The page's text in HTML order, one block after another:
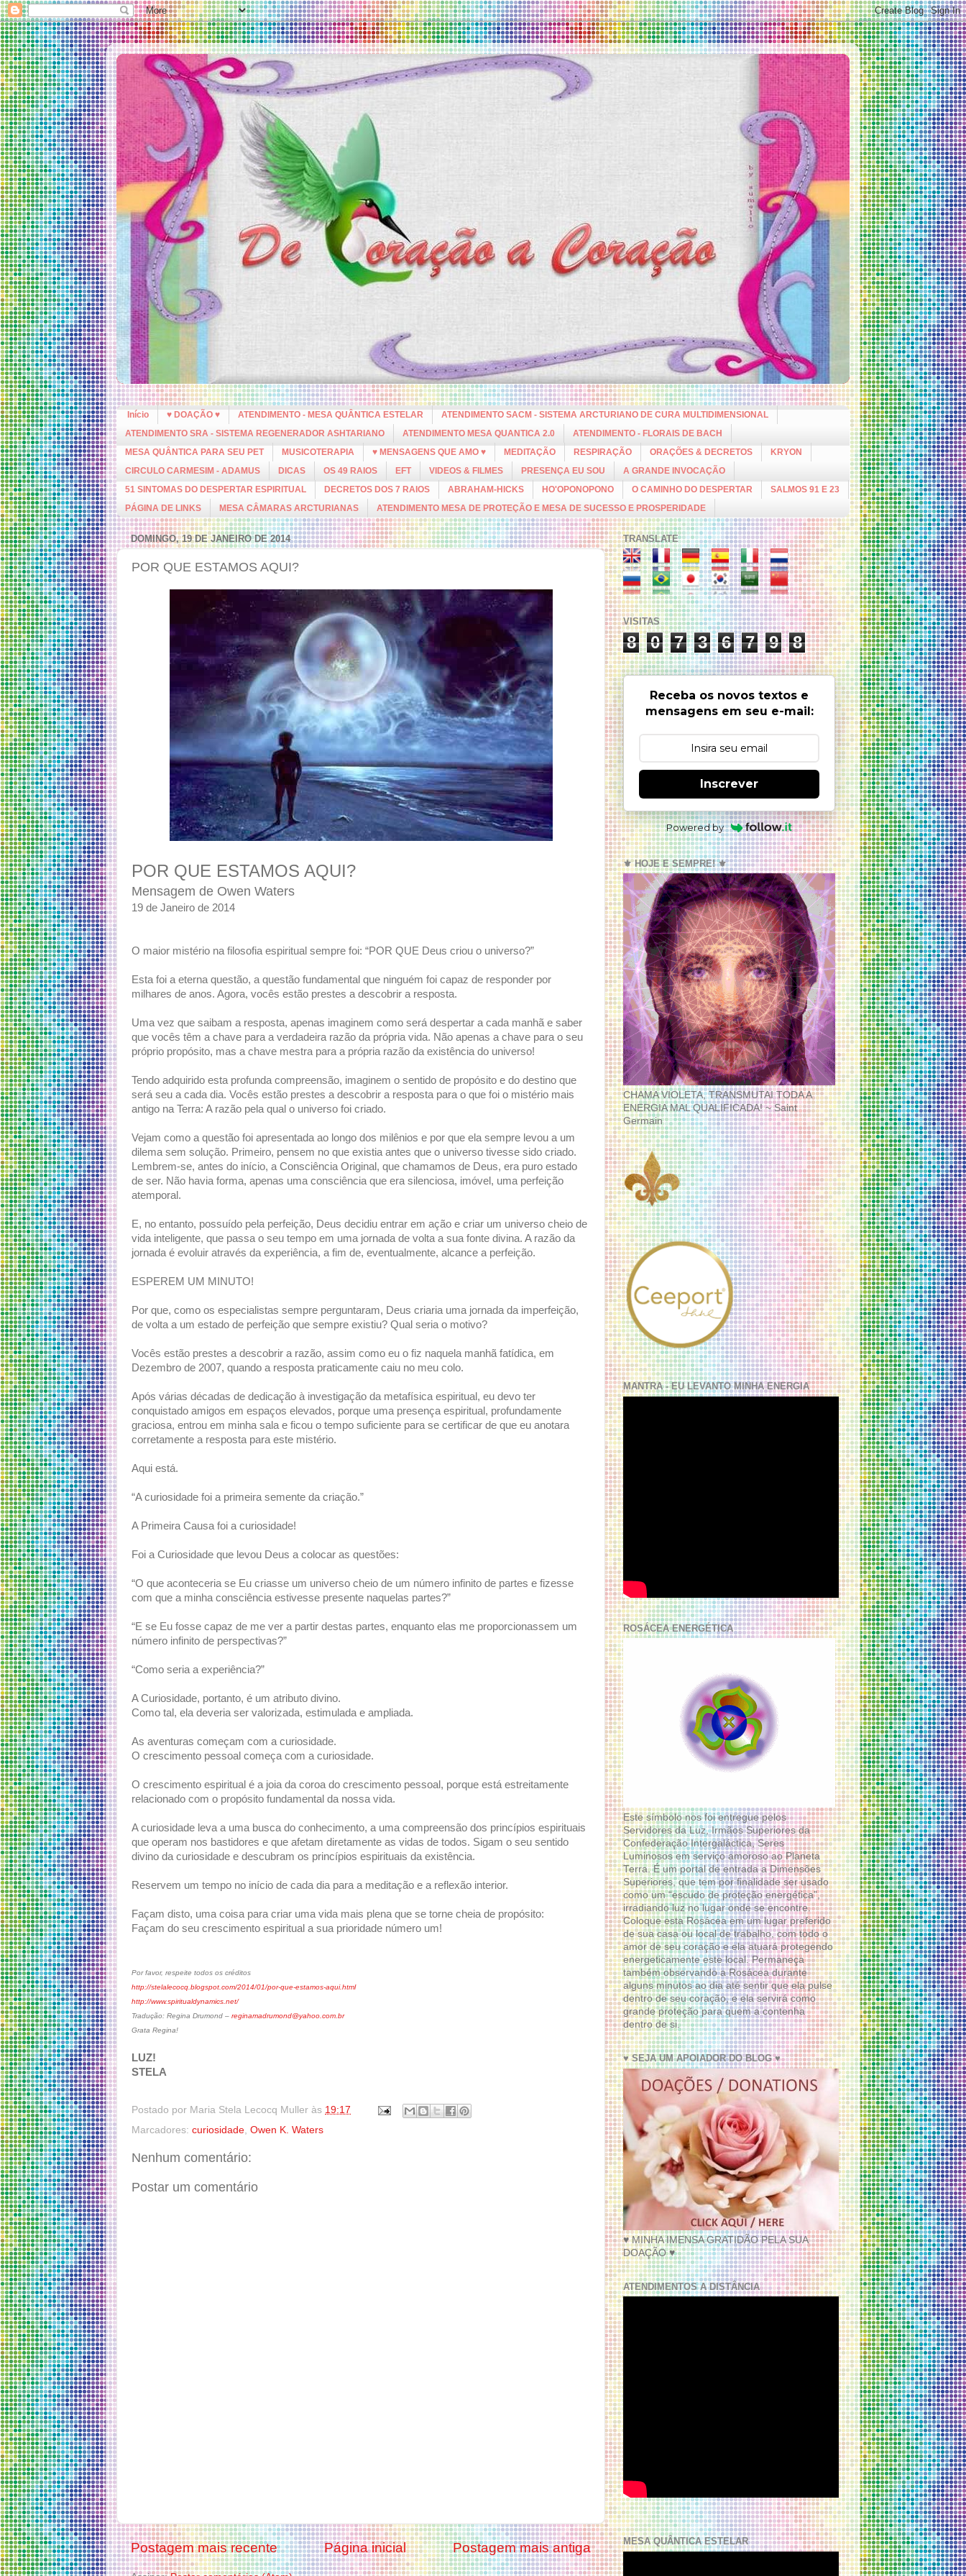
Início ♥ DOAÇÃO ♥ ATENDIMENTO - MESA QUÂNTICA ESTELAR
ATENDIMENTO SACM - SISTEMA ARCTURIANO DE CURA MULTIDIMENSIONAL
ATENDIMENTO SRA - SISTEMA REGENERADOR ASHTARIANO
ATENDIMENTO MESA QUANTICA 2.0
ATENDIMENTO - FLORAIS DE BACH
MESA QUÂNTICA PARA SEU PET
MUSICOTERAPIA ♥ MENSAGENS QUE AMO ♥ MEDITAÇÃO RESPIRAÇÃO ORAÇÕES & DECRETOS
KRYON
CIRCULO CARMESIM - ADAMUS
DICAS OS 49 RAIOS EFT VIDEOS & FILMES PRESENÇA EU SOU
A GRANDE INVOCAÇÃO
51 SINTOMAS DO DESPERTAR ESPIRITUAL
DECRETOS DOS 7 RAIOS ABRAHAM-HICKS HO'OPONOPONO O CAMINHO DO DESPERTAR
SALMOS 91 E 23
PÁGINA DE LINKS
MESA CÂMARAS ARCTURIANAS ATENDIMENTO MESA DE PROTEÇÃO E MESA DE SUCESSO E PROSPERIDADE
DOMINGO, 19 DE JANEIRO DE 2014
POR QUE ESTAMOS AQUI?
POR QUE ESTAMOS AQUI?
Mensagem de Owen Waters
19 de Janeiro de 2014
O maior mistério na filosofia espiritual sempre foi: “POR QUE Deus criou o universo?”
Esta foi a eterna questão, a questão fundamental que ninguém foi capaz de responder por
milhares de anos. Agora, vocês estão prestes a descobrir a resposta.
Uma vez que saibam a resposta, apenas imaginem como será despertar a cada manhã e saber
que vocês têm a chave para a verdadeira razão da própria vida. Não apenas a chave para o seu
próprio propósito, mas a chave mestra para a própria razão da existência do universo!
Tendo adquirido esta profunda compreensão, imaginem o sentido de propósito e do destino que
será seu a cada dia. Vocês estão prestes a descobrir a resposta para o que foi o mistério mais
antigo na Terra: A razão pela qual o universo foi criado.
Vejam como a questão foi apresentada ao longo dos milênios e por que ela sempre levou a um
dilema sem solução. Primeiro, pensem no que existia antes que o universo tivesse sido criado.
Lembrem-se, antes do início, a Consciência Original, que chamamos de Deus, era puro estado
de ser. Não havia forma, apenas uma consciência que era silenciosa, imóvel, uma perfeição
atemporal.
E, no entanto, possuído pela perfeição, Deus decidiu entrar em ação e criar um universo cheio de
vida inteligente, que passa o seu tempo em uma jornada de volta a sua fonte divina. A razão da
jornada é evoluir através da experiência, a fim de, eventualmente, alcance a perfeição.
ESPEREM UM MINUTO!
Por que, como os especialistas sempre perguntaram, Deus criaria uma jornada da imperfeição,
de volta a um estado de perfeição que sempre existiu? Qual seria o motivo?
Vocês estão prestes a descobrir a razão, assim como eu o fiz naquela manhã fatídica, em
Dezembro de 2007, quando a resposta praticamente caiu no meu colo.
Após várias décadas de dedicação à investigação da metafísica espiritual, eu devo ter
conquistado amigos em espaços elevados, porque uma presença espiritual, profundamente
graciosa, entrou em minha sala e ficou o tempo suficiente para se certificar de que eu anotara
corretamente a resposta para este mistério.
Aqui está.
“A curiosidade foi a primeira semente da criação.”
A Primeira Causa foi a curiosidade!
Foi a Curiosidade que levou Deus a colocar as questões:
“O que aconteceria se Eu criasse um universo cheio de um número infinito de partes e fizesse
com que a minha consciência estivesse presente naquelas partes?”
“E se Eu fosse capaz de me ver a partir destas partes, enquanto elas me proporcionassem um
número infinito de perspectivas?”
“Como seria a experiência?”
A Curiosidade, portanto, é um atributo divino.
Como tal, ela deveria ser valorizada, estimulada e ampliada.
As aventuras começam com a curiosidade.
O crescimento pessoal começa com a curiosidade.
O crescimento espiritual é a joia da coroa do crescimento pessoal, porque está estreitamente
relacionado com o propósito fundamental da nossa vida.
A curiosidade leva a uma busca do conhecimento, a uma compreensão dos princípios espirituais
que operam nos bastidores e que afetam diretamente as vidas de todos. Sigam o seu sentido
divino da curiosidade e descubram os princípios espirituais da existência.
Reservem um tempo no início de cada dia para a meditação e a reflexão interior.
Façam disto, uma coisa para criar uma vida mais plena que se torne cheia de propósito:
Façam do seu crescimento espiritual a sua prioridade número um!
Por favor, respeite todos os créditos
http://stelalecocq.blogspot.com/2014/01/por-que-estamos-aqui.html
http://www.spiritualdynamics.net/
Tradução: Regina Drumond – reginamadrumond@yahoo.com.br
Grata Regina!
LUZ!
STELA
Postado por Maria Stela Lecocq Muller às 19:17
Marcadores: curiosidade Owen K. Waters
Nenhum comentário:
Postar um comentário
Postagem mais recente Postagem mais antiga
Página inicial
TRANSLATE
VISITAS
8 0 7 3 6 7 9 8
Receba os novos textos e
mensagens em seu e-mail:
Inscrever
Powered by
⚜️ HOJE E SEMPRE! ⚜️
CHAMA VIOLETA, TRANSMUTAI TODA A
ENERGIA MAL QUALIFICADA! ~ Saint
Germain
MANTRA - EU LEVANTO MINHA ENERGIA
ROSÁCEA ENERGÉTICA
Este símbolo nos foi entregue pelos
Servidores da Luz, Irmãos Superiores da
Confederação Intergaláctica, Seres
Luminosos em serviço amoroso ao Planeta
Terra. É um portal de entrada a Dimensões
Superiores, que tem por finalidade ser usado
como um “escudo de proteção energética”,
irradiando luz no lugar onde se encontre.
Coloque esta Rosácea em um lugar preferido
de sua casa ou local de trabalho, com todo o
amor de seu coração e ela atuará protegendo
energeticamente este local. Permaneça
também observando a Rosácea durante
alguns minutos ao dia até sentir que ela pulse
dentro de seu coração, e ela servirá como
grande proteção para quem a contenha
dentro de si.
♥ SEJA UM APOIADOR DO BLOG ♥
♥ MINHA IMENSA GRATIDÃO PELA SUA
DOAÇÃO ♥
ATENDIMENTOS A DISTÂNCIA
MESA QUÂNTICA ESTELAR